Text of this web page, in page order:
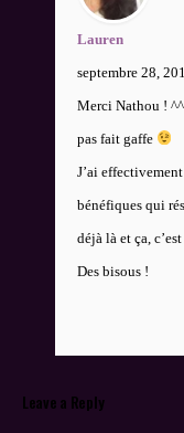
Lauren
septembre 28,
Merci Nathou ! ^^
pas fait gaffe
J’ai
bénéfiques qui
déjà là et ça,
Des bisous !
Leave a Reply